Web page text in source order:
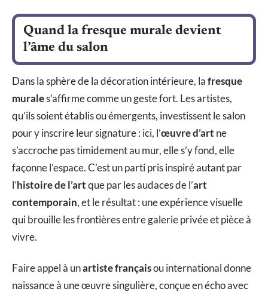
Quand la fresque murale devient
l’âme du salon
Dans la sphère de la décoration intérieure, lafresque
murales’affirme comme un geste fort. Les artistes,
qu’ils soient établis ou émergents, investissent le salon
pour y inscrire leur signature : ici, l’œuvre d’art ne
s’accroche pas timidement au mur, elle s’y fond, elle
façonne l’espace. C’est un parti pris inspiré autant par
l’histoire de l’artque par les audaces de l’art
contemporain, et le résultat : une expérience visuelle
qui brouille les frontières entre galerie privée et pièce à
vivre.
Faire appel à unartiste françaisou international donne
naissance à une œuvre singulière, conçue en écho avec